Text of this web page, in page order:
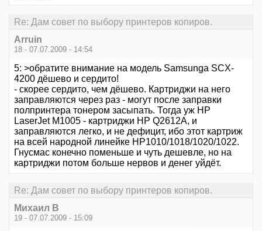
Re: Дам совет по выбору принтеров копиров.
Arruin
18 - 07.07.2009 - 14:54
5: >обратите внимание на модель Samsunga SCX-
4200 дёшево и сердито!
- скорее сердито, чем дёшево. Картриджи на него
заправляются через раз - могут после заправки
полпринтера тонером засыпать. Тогда уж НP
LaserJet M1005 - картриджи HP Q2612A, и
заправляются легко, и не дефицит, ибо этот картриж
на всей народной линейке HP1010/1018/1020/1022.
Гнусмас конечно поменьше и чуть дешевле, но на
картриджи потом больше нервов и денег уйдёт.
Re: Дам совет по выбору принтеров копиров.
Михаил В
19 - 07.07.2009 - 15:09